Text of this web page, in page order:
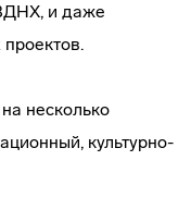
и даже
несколько
культурно-